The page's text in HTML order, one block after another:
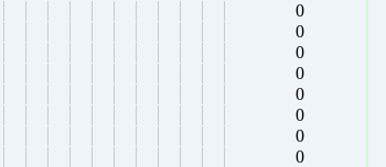
0
0
0
0
0
0
0
0